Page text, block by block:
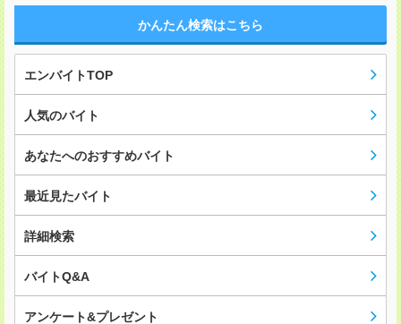
かんたん検索はこちら
エンバイトTOP
人気のバイト
あなたへのおすすめバイト
最近見たバイト
詳細検索
バイトQ&A
アンケート&プレゼント